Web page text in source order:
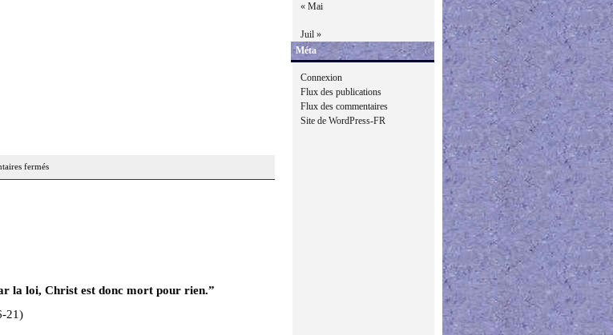
fermés
la loi, Christ est donc mort pour rien.”
21)
« Mai
Juil »
Méta
Connexion
Flux des publications
Flux des commentaires
Site de WordPress-FR